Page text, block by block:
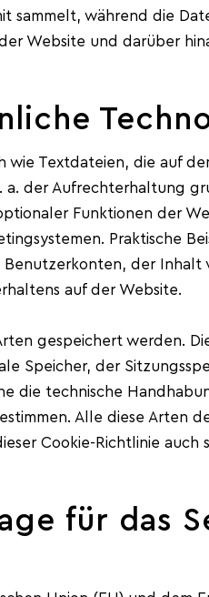
sammelt, während die
Website und darüber
wie Textdateien, die auf
a. der Aufrechterhaltung
Funktionen der
Praktische
der Inhalt
auf der Website.
gespeichert werden.
Speicher, der
die technische
Alle diese Arten
Cookie-Richtlinie auch
für das